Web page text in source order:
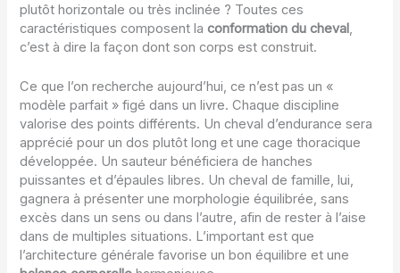
plutôt horizontale ou très inclinée ? Toutes ces
caractéristiques composent laconformation du cheval,
c’est à dire la façon dont son corps est construit.
Ce que l’on recherche aujourd’hui, ce n’est pas un «
modèle parfait » figé dans un livre. Chaque discipline
valorise des points différents. Un cheval d’endurance sera
apprécié pour un dos plutôt long et une cage thoracique
développée. Un sauteur bénéficiera de hanches
puissantes et d’épaules libres. Un cheval de famille, lui,
gagnera à présenter une morphologie équilibrée, sans
excès dans un sens ou dans l’autre, afin de rester à l’aise
dans de multiples situations. L’important est que
l’architecture générale favorise un bon équilibre et une